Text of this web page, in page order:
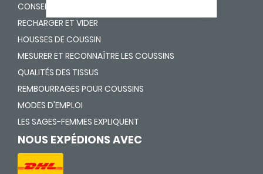
CONSEILS DE LAVAGE
RECHARGER ET VIDER
HOUSSES DE COUSSIN
MESURER ET RECONNAÎTRE LES COUSSINS
QUALITÉS DES TISSUS
REMBOURRAGES POUR COUSSINS
MODES D'EMPLOI
LES SAGES-FEMMES EXPLIQUENT
NOUS EXPÉDIONS AVEC